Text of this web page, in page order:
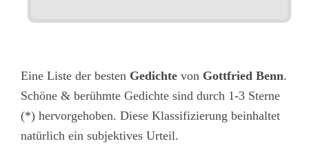
Eine Liste der besten Gedichte von Gottfried Benn.
Schöne & berühmte Gedichte sind durch 1-3 Sterne
(*) hervorgehoben. Diese Klassifizierung beinhaltet
natürlich ein subjektives Urteil.